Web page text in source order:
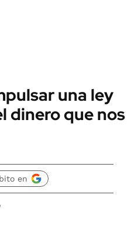
una ley
dinero que nos
en